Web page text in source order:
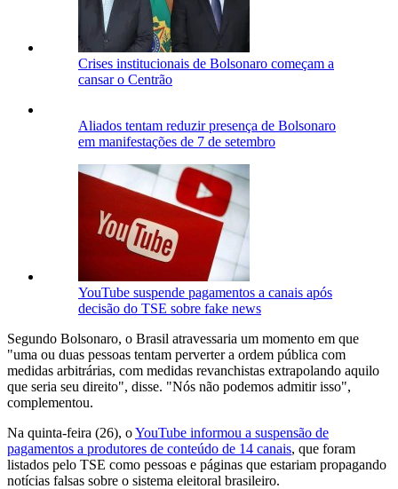
Crises institucionais de Bolsonaro começam a
cansar o Centrão
Aliados tentam reduzir presença de Bolsonaro
em manifestações de 7 de setembro
YouTube suspende pagamentos a canais após
decisão do TSE sobre fake news
Segundo Bolsonaro, o Brasil atravessaria um momento em que
"uma ou duas pessoas tentam perverter a ordem pública com
medidas arbitrárias, com medidas revanchistas extrapolando aquilo
que seria seu direito", disse. "Nós não podemos admitir isso",
complementou.
Na quinta-feira (26), oYouTube informou a suspensão de
pagamentos a produtores de conteúdo de 14 canais, que foram
listados pelo TSE como pessoas e páginas que estariam propagando
notícias falsas sobre o sistema eleitoral brasileiro.